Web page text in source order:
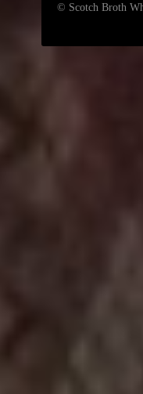
© Scotch Broth